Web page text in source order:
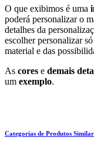
O que exibimos é uma
poderá personalizar o
detalhes da
escolher personalizar só
material e das
As cores e demais
um exemplo.
Categorias de Produtos